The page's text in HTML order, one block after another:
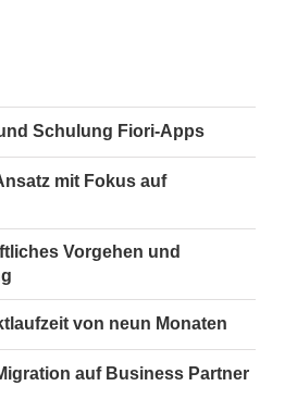
Schulung Fiori-Apps
mit Fokus auf
Vorgehen und
von neun Monaten
auf Business Partner